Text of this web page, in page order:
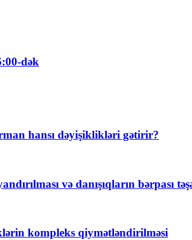
dək
hansı dəyişiklikləri gətirir?
və danışıqların bərpası
kompleks qiymətləndirilməsi